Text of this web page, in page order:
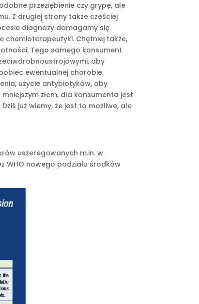
przeziębienie czy grypę, ale
Z drugiej strony także częściej
diagnozy domagamy się
chemioterapeutyki. Chętniej także,
Tego samego konsument
aby
ewentualnej chorobie.
użycie antybiotyków, aby
złem, dla konsumenta jest
już wiemy, że jest to możliwe, ale
uszeregowanych m.in. w
WHO nowego podziału środków